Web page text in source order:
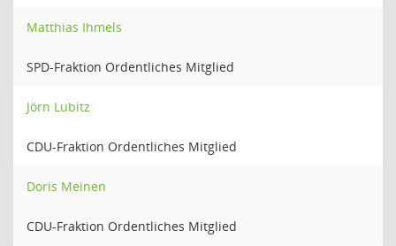
Matthias Ihmels
SPD-Fraktion Ordentliches Mitglied
Jörn Lubitz
CDU-Fraktion Ordentliches Mitglied
Doris Meinen
CDU-Fraktion Ordentliches Mitglied